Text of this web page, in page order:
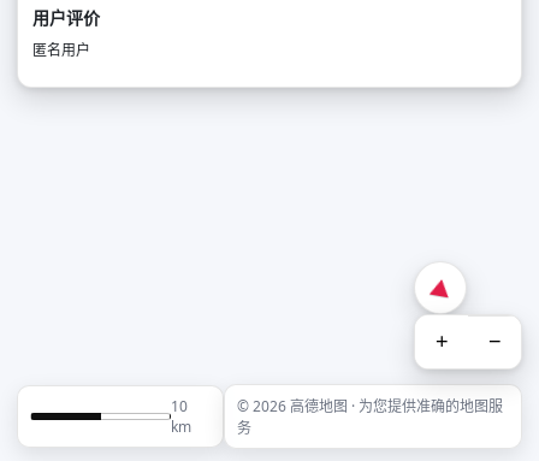
用户评价
匿名用户
+ −
10
km
© 2026 高德地图 · 为您提供准确的地图服
务